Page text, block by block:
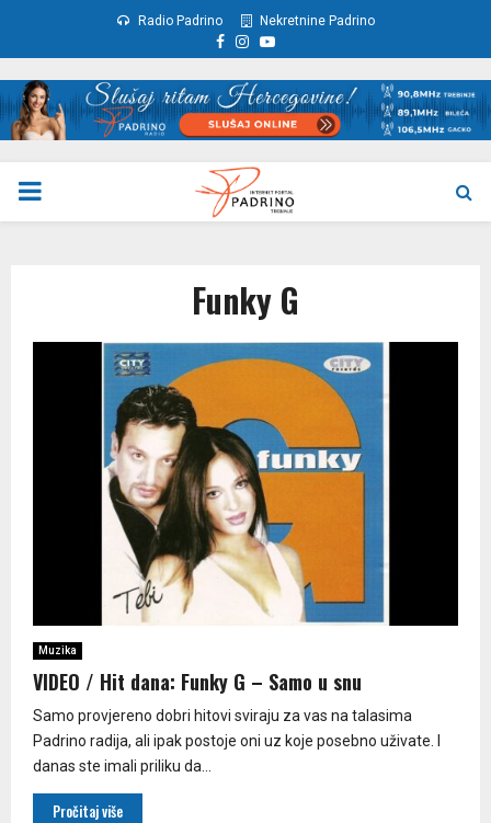
Radio Padrino Nekretnine Padrino
Facebook
Instagram
Youtube
PRIMARY
Funky G
Muzika
VIDEO / Hit dana: Funky G – Samo u snu
Samo provjereno dobri hitovi sviraju za vas na talasima
Padrino radija, ali ipak postoje oni uz koje posebno uživate. I
danas ste imali priliku da...
Pročitaj više